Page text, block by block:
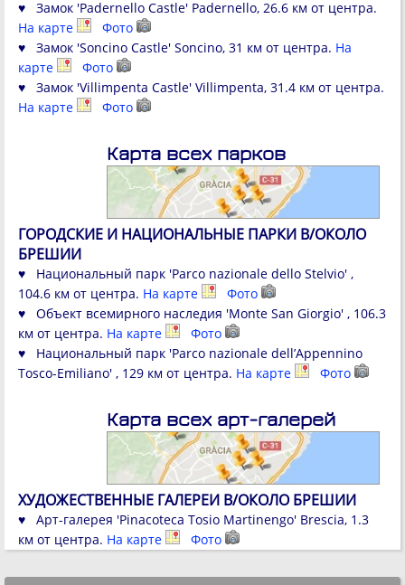
♥ Замок 'Padernello Castle' Padernello, 26.6 км от центра.
На карте
Фото
♥ Замок 'Soncino Castle' Soncino, 31 км от центра. На
карте
Фото
♥ Замок 'Villimpenta Castle' Villimpenta, 31.4 км от центра.
На карте
Фото
Карта всех парков
ГОРОДСКИЕ И НАЦИОНАЛЬНЫЕ ПАРКИ В/ОКОЛО
БРЕШИИ
♥ Национальный парк 'Parco nazionale dello Stelvio' ,
104.6 км от центра. На карте
Фото
♥ Объект всемирного наследия 'Monte San Giorgio' , 106.3
км от центра. На карте
Фото
♥ Национальный парк 'Parco nazionale dell’Appennino
Tosco-Emiliano' , 129 км от центра. На карте Фото
Карта всех арт-галерей
ХУДОЖЕСТВЕННЫЕ ГАЛЕРЕИ В/ОКОЛО БРЕШИИ
♥ Арт-галерея 'Pinacoteca Tosio Martinengo' Brescia, 1.3
км от центра. На карте Фото